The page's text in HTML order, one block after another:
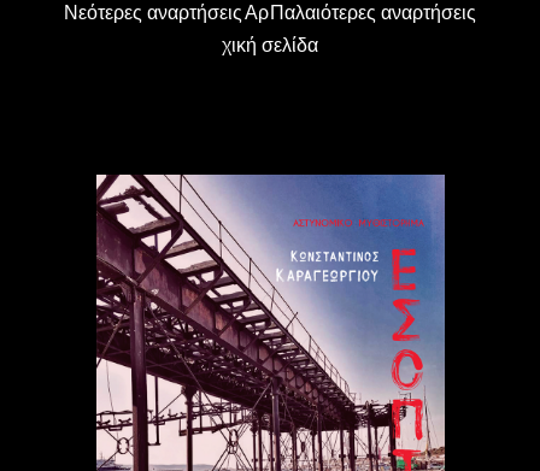
Νεότερες αναρτήσεις Παλαιότερες αναρτήσεις
Αρ
χική σελίδα